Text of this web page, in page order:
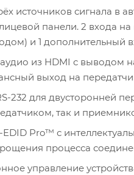
источников сигнала в
панели. 2 входа на
и 1 дополнительный
из HDMI с выводом
выход на
232 для двусторонней
так и
EDID Pro™ с
процесса
управление